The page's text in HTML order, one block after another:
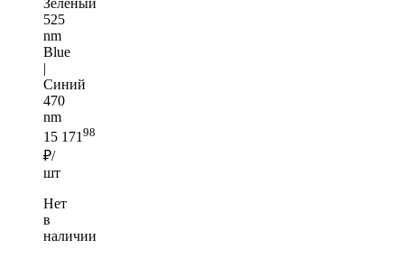
525
nm
Blue
|
Синий
470
nm
15 171 98
₽/
шт
Нет
в
наличии